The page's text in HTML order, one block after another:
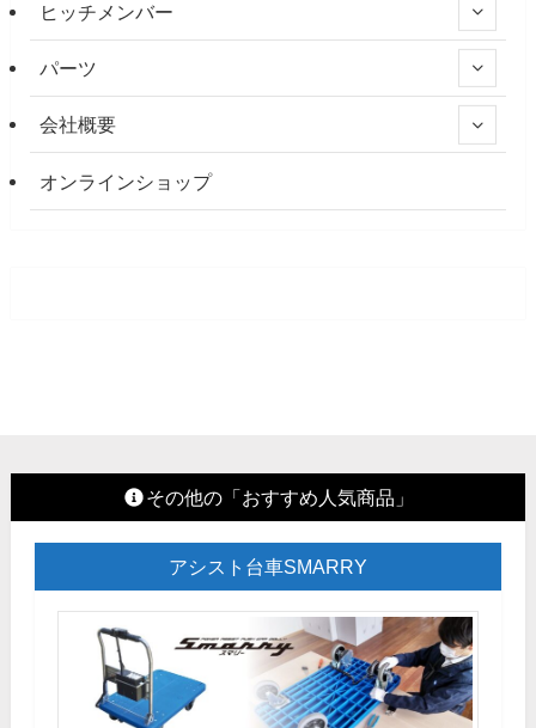
ヒッチメンバー
パーツ
会社概要
オンラインショップ
その他の「おすすめ人気商品」
アシスト台車SMARRY